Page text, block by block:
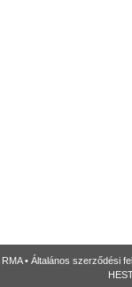
RMA• Általános szerződési